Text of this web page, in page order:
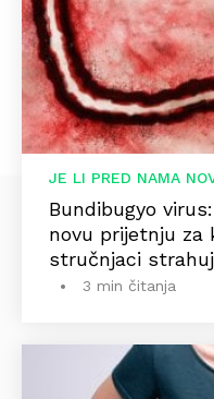
JE LI PRED NAMA
Bundibugyo
novu prijetnju za
stručnjaci
3 min čitanja